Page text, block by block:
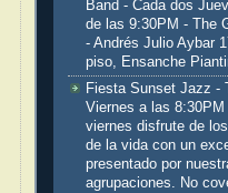
Band - Cada dos
de las 9:30PM - The
- Andrés Julio Aybar
piso, Ensanche
Fiesta Sunset Jazz -
Viernes a las 8:30PM
viernes disfrute de
de la vida con un
presentado por
agrupaciones. No